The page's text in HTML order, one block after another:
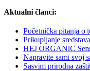
Aktualni članci:
Početnička pitanja o
Prikupljanje
HEJ ORGANIC
Napravite sami svoj
Sasvim prirodna